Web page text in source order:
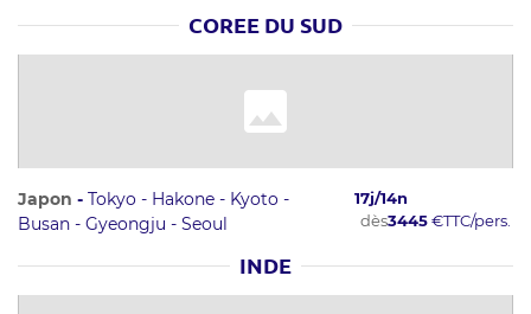
COREE DU SUD
Japon - Tokyo - Hakone - Kyoto -
Busan - Gyeongju - Seoul
17j/14n
dès3445€TTC/pers.
INDE